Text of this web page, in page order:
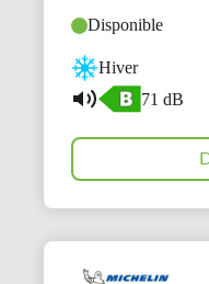
Disponible
Hiver
71 dB